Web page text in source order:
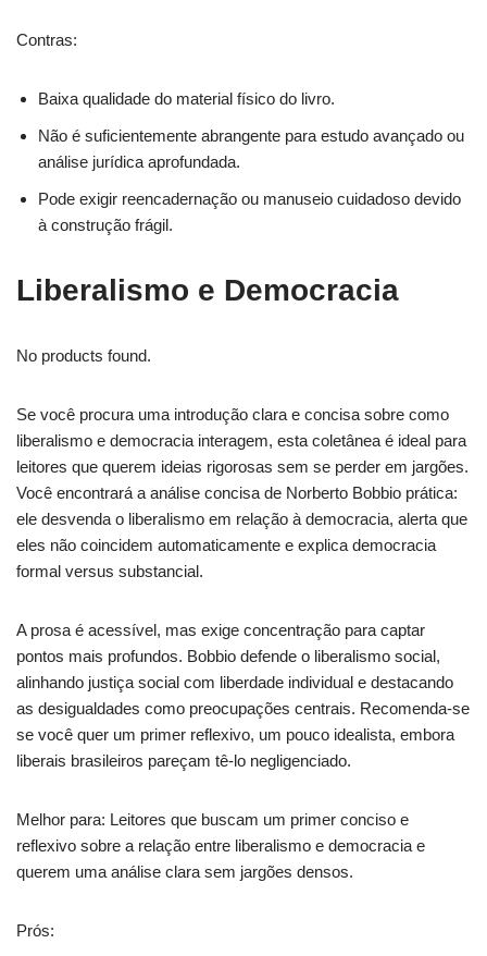
Contras:
Baixa qualidade do material físico do livro.
Não é suficientemente abrangente para estudo avançado ou
análise jurídica aprofundada.
Pode exigir reencadernação ou manuseio cuidadoso devido
à construção frágil.
Liberalismo e Democracia
No products found.
Se você procura uma introdução clara e concisa sobre como
liberalismo e democracia interagem, esta coletânea é ideal para
leitores que querem ideias rigorosas sem se perder em jargões.
Você encontrará a análise concisa de Norberto Bobbio prática:
ele desvenda o liberalismo em relação à democracia, alerta que
eles não coincidem automaticamente e explica democracia
formal versus substancial.
A prosa é acessível, mas exige concentração para captar
pontos mais profundos. Bobbio defende o liberalismo social,
alinhando justiça social com liberdade individual e destacando
as desigualdades como preocupações centrais. Recomenda-se
se você quer um primer reflexivo, um pouco idealista, embora
liberais brasileiros pareçam tê-lo negligenciado.
Melhor para: Leitores que buscam um primer conciso e
reflexivo sobre a relação entre liberalismo e democracia e
querem uma análise clara sem jargões densos.
Prós: